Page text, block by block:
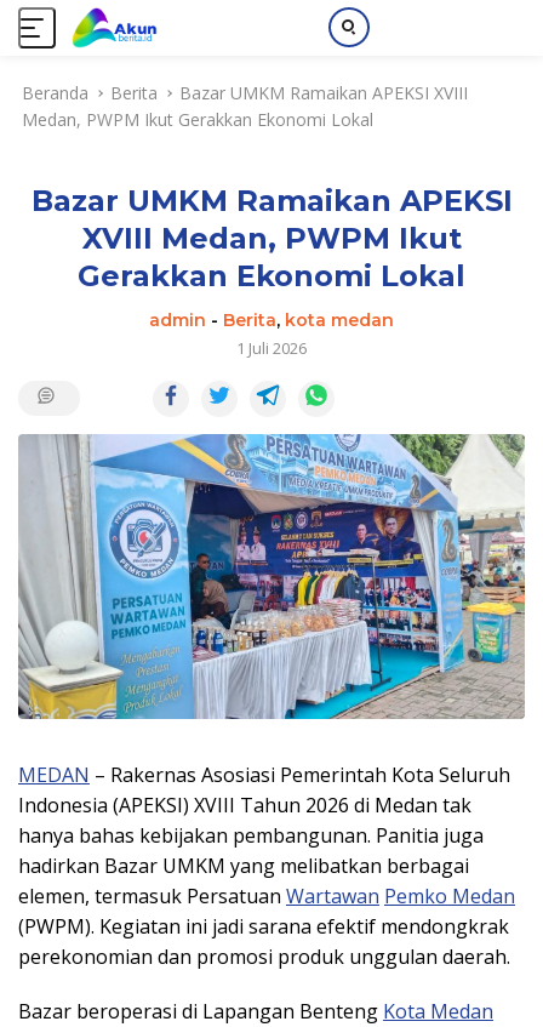
Beranda Berita
Bazar UMKM Ramaikan APEKSI XVIII
Medan, PWPM Ikut Gerakkan Ekonomi Lokal
Bazar UMKM Ramaikan APEKSI
XVIII Medan, PWPM Ikut
Gerakkan Ekonomi Lokal
admin - Berita, kota medan
1 Juli 2026
MEDAN – Rakernas Asosiasi Pemerintah Kota Seluruh
Indonesia (APEKSI) XVIII Tahun 2026 di Medan tak
hanya bahas kebijakan pembangunan. Panitia juga
hadirkan Bazar UMKM yang melibatkan berbagai
elemen, termasuk Persatuan Wartawan Pemko Medan
(PWPM). Kegiatan ini jadi sarana efektif mendongkrak
perekonomian dan promosi produk unggulan daerah.
Bazar beroperasi di Lapangan Benteng Kota Medan